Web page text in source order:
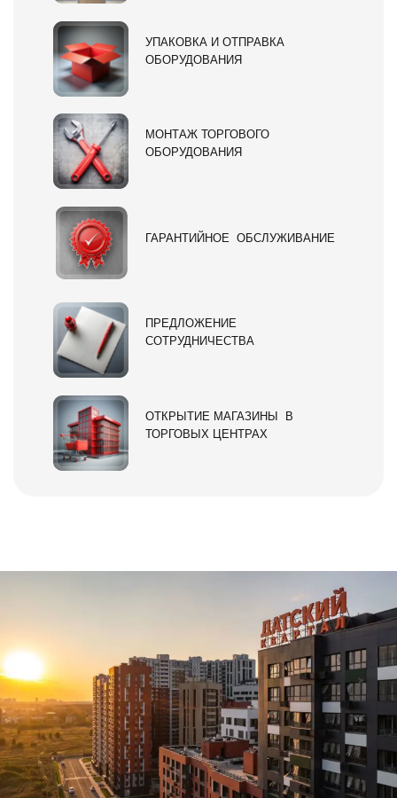
УПАКОВКА И ОТПРАВКА
ОБОРУДОВАНИЯ
МОНТАЖ ТОРГОВОГО
ОБОРУДОВАНИЯ
ГАРАНТИЙНОЕ ОБСЛУЖИВАНИЕ
ПРЕДЛОЖЕНИЕ
СОТРУДНИЧЕСТВА
ОТКРЫТИЕ МАГАЗИНЫ В
ТОРГОВЫХ ЦЕНТРАХ